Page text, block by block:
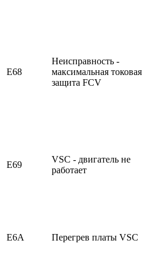
E68
Неисправность -
максимальная токовая
защита FCV
E69
VSC - двигатель не
работает
E6A Перегрев платы VSC